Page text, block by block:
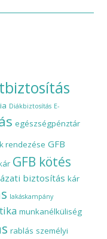
Diákbiztosítás E-
egészségpénztár
rendezése GFB
GFB kötés
biztosítás kár
lakáskampány
munkanélküliség
rablás személyi